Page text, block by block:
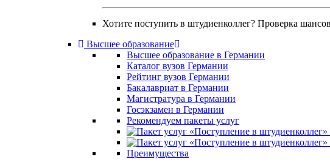
Хотите поступить в штудиенколлег? Проверка
Высшее образование
Высшее образование в Германии
Каталог вузов Германии
Рейтинг вузов Германии
Бакалавриат в Германии
Магистратура в Германии
Госэкзамен в Германии
Рекомендуем пакеты услуг
Преимущества